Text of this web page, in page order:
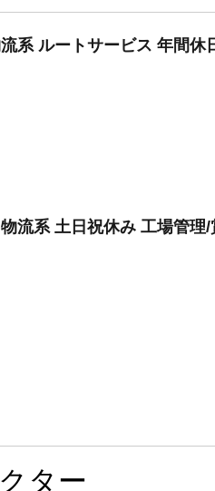
系 ルートサービス 年間
流系 土日祝休み 工場管理
ター